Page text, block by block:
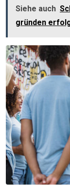
Siehe auch
gründen